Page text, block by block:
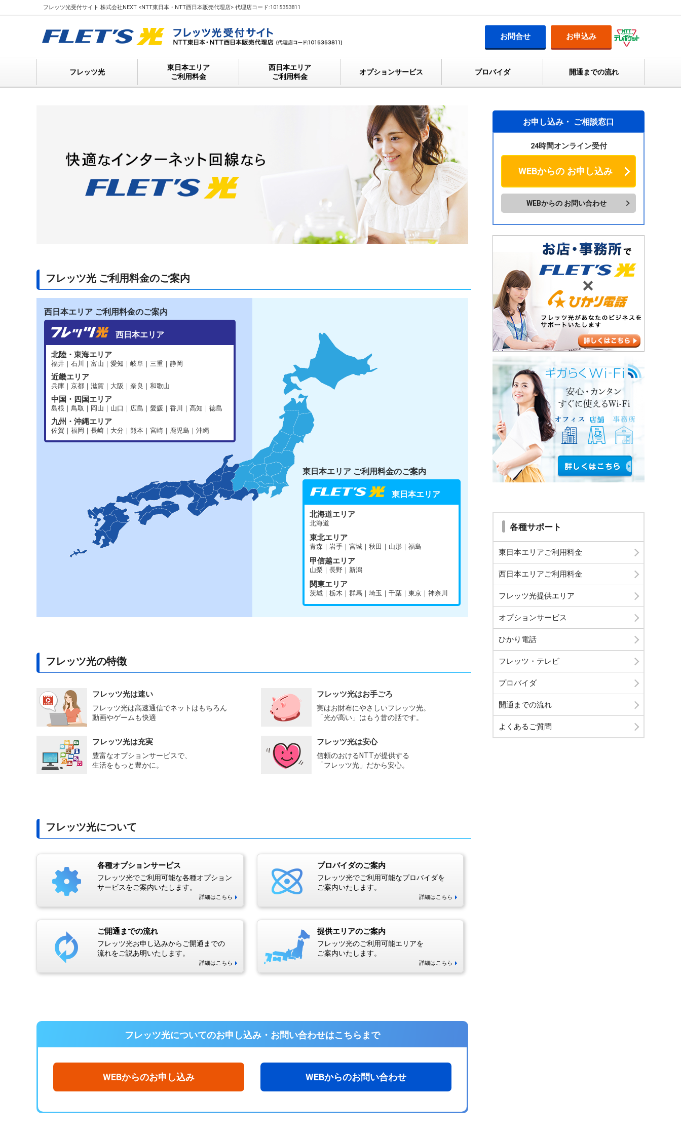
フレッツ光受付サイト 株式会社NEXT <NTT東日本・NTT西日本販売代理店> 代理店コード:1015353811
お問合せ お申込み
フレッツ光
東日本エリア
ご利用料金
西日本エリア
ご利用料金
オプションサービス プロバイダ 開通までの流れ
フレッツ光 ご利用料金のご案内
西日本エリア ご利用料金のご案内
西日本エリア
北陸・東海エリア
福井｜石川｜富山｜愛知｜岐阜｜三重｜静岡
近畿エリア
兵庫｜京都｜滋賀｜大阪｜奈良｜和歌山
中国・四国エリア
島根｜鳥取｜岡山｜山口｜広島｜愛媛｜香川｜高知｜徳島
九州・沖縄エリア
佐賀｜福岡｜長崎｜大分｜熊本｜宮崎｜鹿児島｜沖縄
東日本エリア ご利用料金のご案内
東日本エリア
北海道エリア
北海道
東北エリア
青森｜岩手｜宮城｜秋田｜山形｜福島
甲信越エリア
山梨｜長野｜新潟
関東エリア
茨城｜栃木｜群馬｜埼玉｜千葉｜東京｜神奈川
フレッツ光の特徴
フレッツ光は速い
フレッツ光は高速通信でネットはもちろん
動画やゲームも快適
フレッツ光はお手ごろ
実はお財布にやさしいフレッツ光。
「光が高い」はもう昔の話です。
フレッツ光は充実
豊富なオプションサービスで、
生活をもっと豊かに。
フレッツ光は安心
信頼のおけるNTTが提供する
「フレッツ光」だから安心。
フレッツ光について
各種オプションサービス
フレッツ光でご利用可能な各種オプション
サービスをご案内いたします。
詳細はこちら
プロバイダのご案内
フレッツ光でご利用可能なプロバイダを
ご案内いたします。
詳細はこちら
ご開通までの流れ
フレッツ光お申し込みからご開通までの
流れをご説あ明いたします。
詳細はこちら
提供エリアのご案内
フレッツ光のご利用可能エリアを
ご案内いたします。
詳細はこちら
フレッツ光についてのお申し込み・お問い合わせはこちらまで
WEBからのお申し込み WEBからのお問い合わせ
お申し込み・ ご相談窓口
24時間オンライン受付
WEBからのお申し込み
WEBからの お問い合わせ
各種サポート
東日本エリアご利用料金
西日本エリアご利用料金
フレッツ光提供エリア
オプションサービス
ひかり電話
フレッツ・テレビ
プロバイダ
開通までの流れ
よくあるご質問